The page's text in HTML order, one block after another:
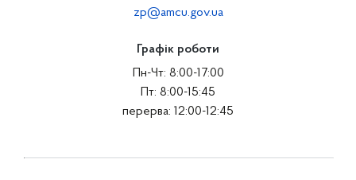
zp@amcu.gov.ua
Графік роботи
Пн-Чт: 8:00-17:00
Пт: 8:00-15:45
перерва: 12:00-12:45